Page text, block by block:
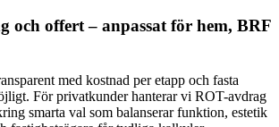
och offert – anpassat för hem, BRF
med kostnad per etapp och fasta
För privatkunder hanterar vi ROT-avdrag
smarta val som balanserar funktion, estetik